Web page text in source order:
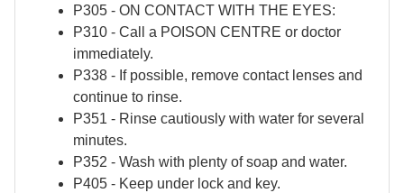
P305 - ON CONTACT WITH THE EYES:
P310 - Call a POISON CENTRE or doctor
immediately.
P338 - If possible, remove contact lenses and
continue to rinse.
P351 - Rinse cautiously with water for several
minutes.
P352 - Wash with plenty of soap and water.
P405 - Keep under lock and key.